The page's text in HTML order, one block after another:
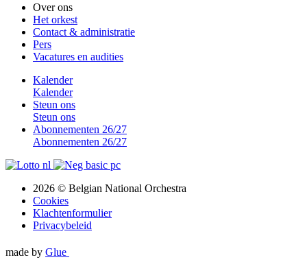
Over ons
Het orkest
Contact & administratie
Pers
Vacatures en audities
Kalender
Kalender
Steun ons
Steun ons
Abonnementen 26/27
Abonnementen 26/27
2026 © Belgian National Orchestra
Cookies
Klachtenformulier
Privacybeleid
made by Glue